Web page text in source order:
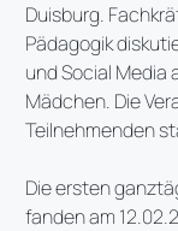
Duisburg.
Pädagogik
und Social Media
Mädchen. Die
Teilnehmenden
Die ersten
fanden am